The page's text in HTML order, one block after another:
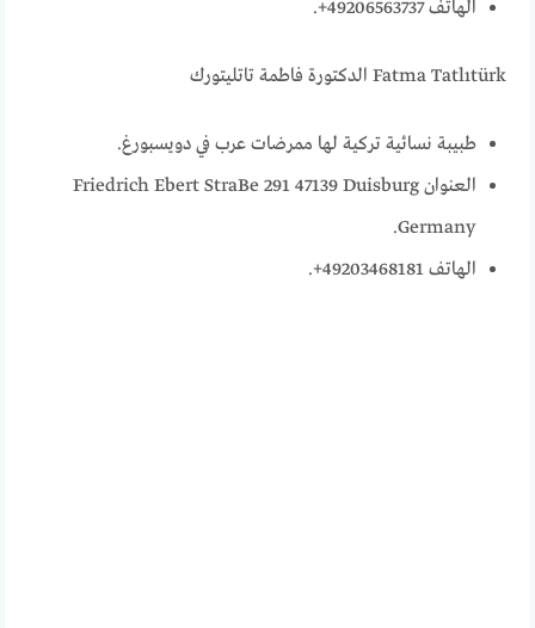
الهاتف 49206563737+.
Fatma Tatlıtürk الدكتورة فاطمة تاتليتورك
طبيبة نسائية تركية لها ممرضات عرب في دويسبورغ.
العنوان Friedrich Ebert StraBe 291 47139 Duisburg
Germany.
الهاتف 49203468181+.